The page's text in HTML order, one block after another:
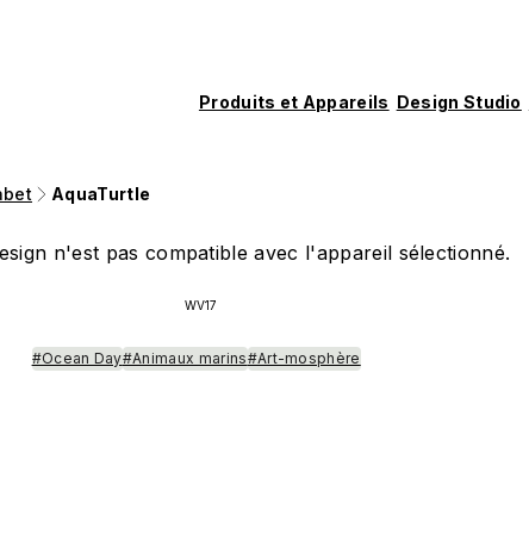
Produits et Appareils Design Studio
AquaTurtle
n'est pas compatible avec l'appareil sélectionné.
WV17
#Ocean Day#Animaux marins#Art-mosphère